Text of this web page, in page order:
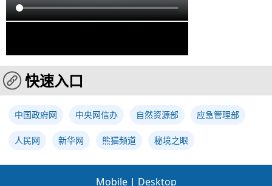
快速入口
中国政府网 中央网信办 自然资源部 应急管理部
人民网 新华网 熊猫频道 秘境之眼
Mobile | Desktop